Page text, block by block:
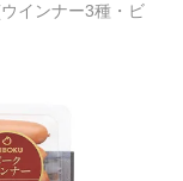
インナー3種・ビ